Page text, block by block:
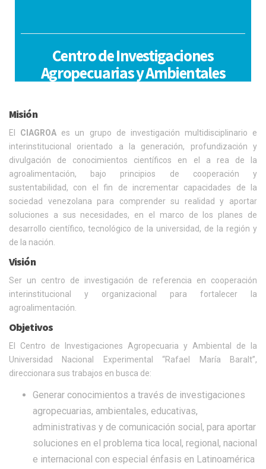
Centro de Investigaciones
Agropecuarias y Ambientales
Misión
El CIAGROA es un grupo de investigación multidisciplinario e
interinstitucional orientado a la generación, profundización y
divulgación de conocimientos científicos en el a rea de la
agroalimentación, bajo principios de cooperación y
sustentabilidad, con el fin de incrementar capacidades de la
sociedad venezolana para comprender su realidad y aportar
soluciones a sus necesidades, en el marco de los planes de
desarrollo científico, tecnológico de la universidad, de la región y
de la nación.
Visión
Ser un centro de investigación de referencia en cooperación
interinstitucional y organizacional para fortalecer la
agroalimentación.
Objetivos
El Centro de Investigaciones Agropecuaria y Ambiental de la
Universidad Nacional Experimental “Rafael María Baralt”,
direccionara sus trabajos en busca de:
Generar conocimientos a través de investigaciones
agropecuarias, ambientales, educativas,
administrativas y de comunicación social, para aportar
soluciones en el problema tica local, regional, nacional
e internacional con especial énfasis en Latinoamérica